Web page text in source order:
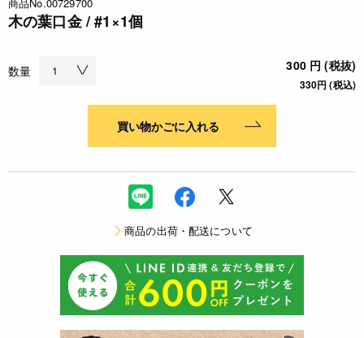
商品No.00729700
木の葉口金 / #1×1個
数量 300 円 (税抜)
330円 (税込)
買い物かごに入れる
商品の出荷・配送について